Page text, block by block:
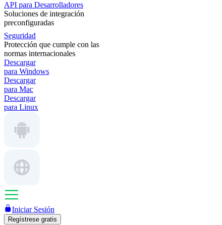
API para Desarrolladores
Soluciones de integración
preconfiguradas
Seguridad
Protección que cumple con las
normas internacionales
Descargar
para Windows
Descargar
para Mac
Descargar
para Linux
Iniciar Sesión
Regístrese gratis